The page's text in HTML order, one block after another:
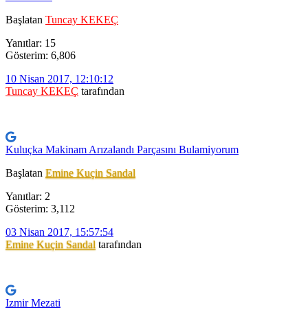
Başlatan Tuncay KEKEÇ
Yanıtlar: 15
Gösterim: 6,806
10 Nisan 2017, 12:10:12
Tuncay KEKEÇ tarafından
Kuluçka Makinam Arızalandı Parçasını Bulamiyorum
Başlatan Emine Kuçin Sandal
Yanıtlar: 2
Gösterim: 3,112
03 Nisan 2017, 15:57:54
Emine Kuçin Sandal tarafından
Izmir Mezati